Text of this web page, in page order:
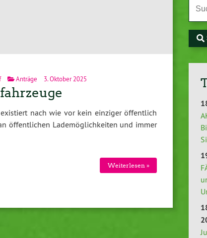
Anträge 3. Oktober 2025
nach wie vor kein einziger öffentlich
öffentlichen Lademöglichkeiten und immer
Weiterlesen »